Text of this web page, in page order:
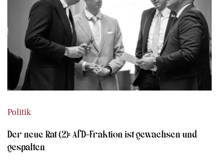
Politik
Der neue Rat (2): AfD-Fraktion ist gewachsen und
gespalten